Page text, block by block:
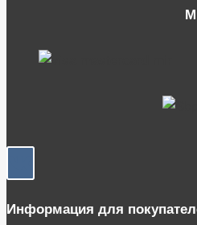
Информация для